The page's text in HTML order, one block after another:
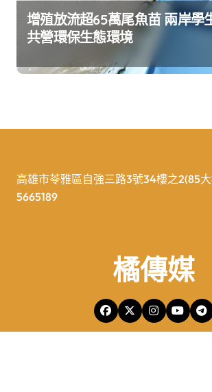
增殖放流超65萬尾魚苗 兩岸學
共營環保生態環境
高雄市苓雅區自強三路3號34樓之2(85
5665189
橘傳媒